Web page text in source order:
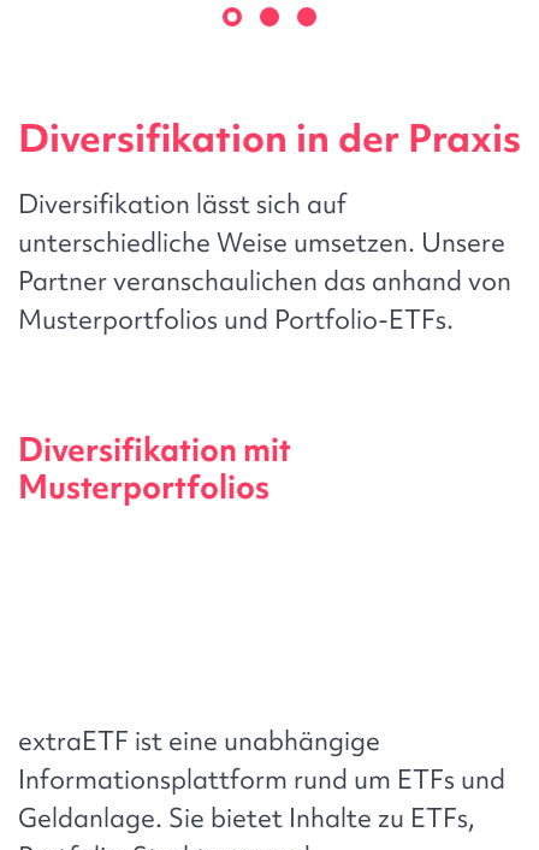
Diversifikation in der Praxis
Diversifikation lässt sich auf
unterschiedliche Weise umsetzen. Unsere
Partnerveranschaulichen das anhand von
Musterportfolios und Portfolio-ETFs.
Diversifikation mit
Musterportfolios
extraETF ist eine unabhängige
Informationsplattform rund um ETFs und
Geldanlage. Sie bietet Inhalte zu ETFs,